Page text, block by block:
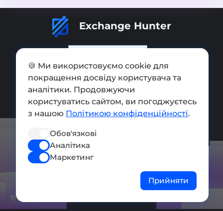
Exchange Hunter
Додати обмінник
Мапа сайту
Press kit
Умови використання
Політика конфіденційності
🍪 Ми використовуємо cookie для
покращення досвіду користувача та
аналітики. Продовжуючи
користуватись сайтом, ви погоджуєтесь
з нашою Політикою конфіденційності.
Обов'язкові
Аналітика
Маркетинг
Прийняти